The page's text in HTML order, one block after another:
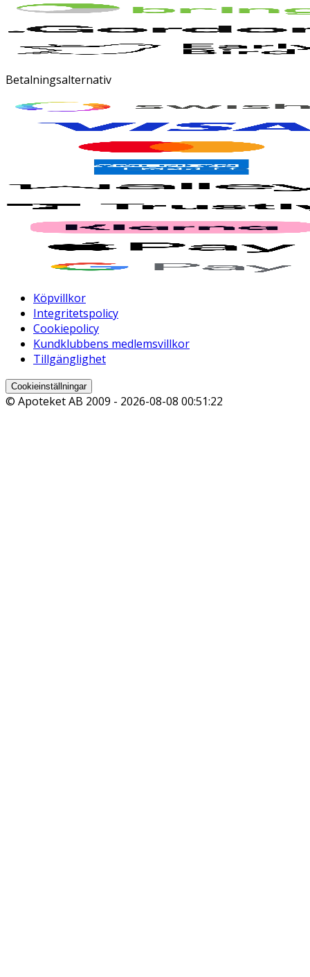
Betalningsalternativ
Köpvillkor
Integritetspolicy
Cookiepolicy
Kundklubbens medlemsvillkor
Tillgänglighet
Cookieinställningar
© Apoteket AB 2009 - 2026-08-08 00:51:22